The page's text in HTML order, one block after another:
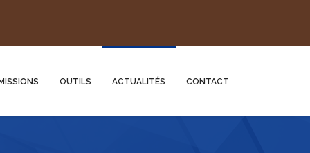
OUTILS ACTUALITÉS CONTACT